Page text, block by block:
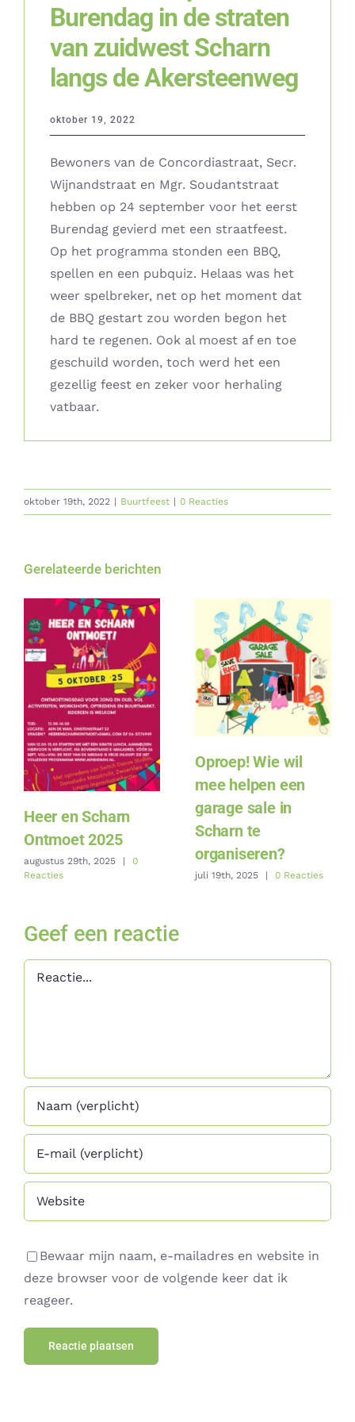
Burendag in de straten
van zuidwest Scharn
langs de Akersteenweg
oktober 19, 2022
Bewoners van de Concordiastraat, Secr.
Wijnandstraat en Mgr. Soudantstraat
hebben op 24 september voor het eerst
Burendag gevierd met een straatfeest.
Op het programma stonden een BBQ,
spellen en een pubquiz. Helaas was het
weer spelbreker, net op het moment dat
de BBQ gestart zou worden begon het
hard te regenen. Ook al moest af en toe
geschuild worden, toch werd het een
gezellig feest en zeker voor herhaling
vatbaar.
oktober 19th, 2022 | Buurtfeest | 0 Reacties
Gerelateerde berichten
Heer en Scharn
Ontmoet 2025
augustus 29th, 2025 |
0
Reacties
Oproep! Wie wil
mee helpen een
garage sale in
Scharn te
organiseren?
juli 19th, 2025 | 0 Reacties
Geef een reactie
Reactie
Bewaar mijn naam, e-mailadres en website in
deze browser voor de volgende keer dat ik
reageer.